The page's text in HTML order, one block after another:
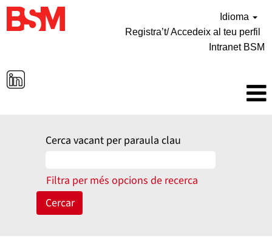
Idioma
Registra’t/ Accedeix al teu perfil
Intranet BSM
Cerca vacant per paraula clau
Filtra per més opcions de recerca